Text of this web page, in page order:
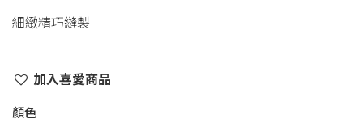
細緻精巧縫製
加入喜愛商品
顏色